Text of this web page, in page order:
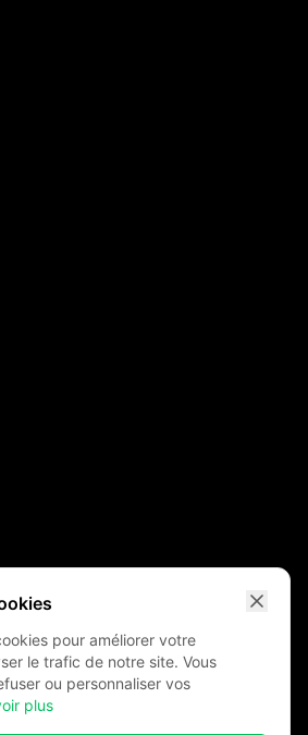
pour améliorer votre
le trafic de notre site. Vous
ou personnaliser vos
plus